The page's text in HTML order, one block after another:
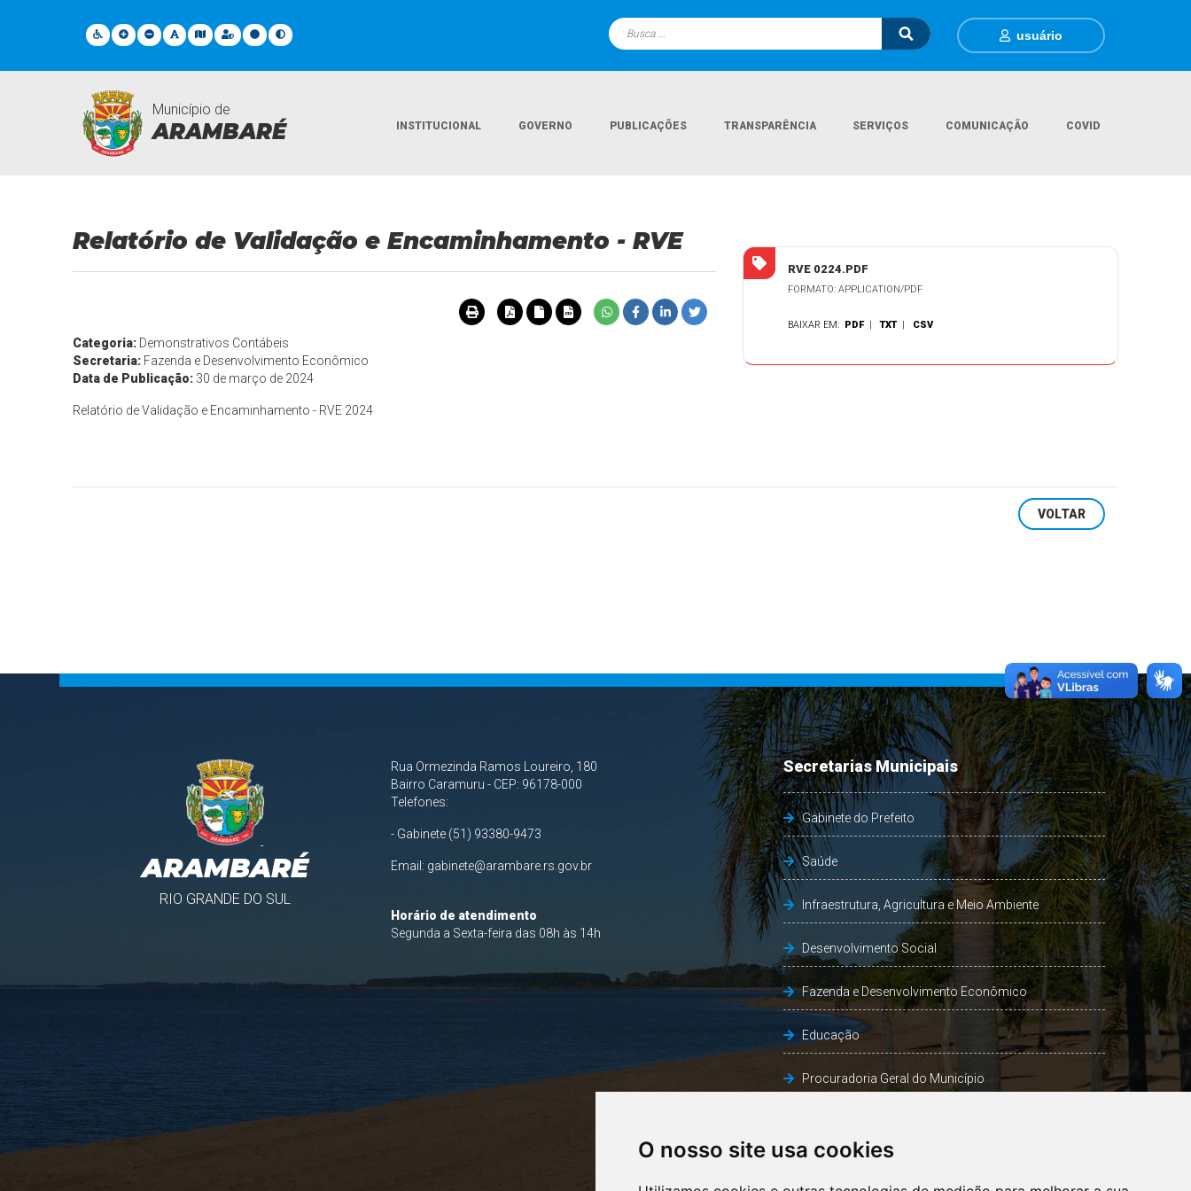
O nosso site usa cookies
usuário
Município de
ARAMBARÉ INSTITUCIONAL GOVERNO PUBLICAÇÕES TRANSPARÊNCIA SERVIÇOS COMUNICAÇÃO COVID
Legislações
Relatório de Validação e Encaminhamento - RVE
Categoria: Demonstrativos Contábeis
Secretaria: Fazenda e Desenvolvimento Econômico
Data de Publicação: 30 de março de 2024
Relatório de Validação e Encaminhamento - RVE 2024
RVE 0224.PDF
FORMATO: APPLICATION/PDF
BAIXAR EM: PDF |TXT | CSV
VOLTAR
ARAMBARÉ
RIO GRANDE DO SUL
Rua Ormezinda Ramos Loureiro, 180
Bairro Caramuru - CEP: 96178-000
Telefones:
- Gabinete (51) 93380-9473
Email: gabinete@arambare.rs.gov.br
Horário de atendimento
Segunda a Sexta-feira das 08h às 14h
Secretarias Municipais
Gabinete do Prefeito
Saúde
Infraestrutura, Agricultura e Meio Ambiente
Desenvolvimento Social
Fazenda e Desenvolvimento Econômico
Educação
Procuradoria Geral do Município